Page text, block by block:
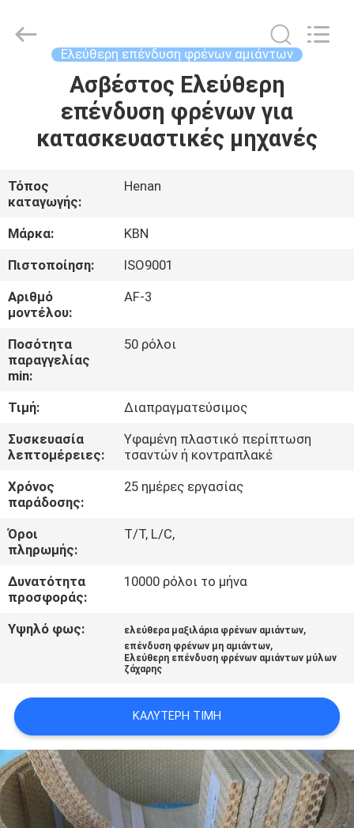
ΠΡΟΪΌΝΤΑ
ΠΕΡΊΠΟΥ
ΕΜΕΊΣ
ΓΎΡΟΣ
ΕΡΓΟΣΤΑΣΊΩΝ
ΠΟΙΟΤΙΚΌΣ
ΈΛΕΓΧΟΣ
ΜΑΣ
ΕΛΆΤΕ
ΕΠΑΦΉ
ΜΕ
ΖΗΤΉΣΤΕ
ΈΝΑ
ΑΠΌΣΠΑΣΜΑ
PRIVACY
POLICY
Ελεύθερη επένδυση φρένων αμιάντων
Ασβέστος Ελεύθερη
επένδυση φρένων για
κατασκευαστικές μηχανές
Τόπος
καταγωγής:
Henan
Μάρκα:
KBN
Πιστοποίηση:
ISO9001
Αριθμό
μοντέλου:
AF-3
Ποσότητα
παραγγελίας
min:
50 ρόλοι
Τιμή:
Διαπραγματεύσιμος
Συσκευασία
λεπτομέρειες:
Υφαμένη πλαστικό περίπτωση
τσαντών ή κοντραπλακέ
Χρόνος
παράδοσης:
25 ημέρες εργασίας
Όροι
πληρωμής:
T/T, L/C,
Δυνατότητα
προσφοράς:
10000 ρόλοι το μήνα
Υψηλό φως: ελεύθερα μαξιλάρια φρένων αμιάντων,
επένδυση φρένων μη αμιάντων,
Ελεύθερη επένδυση φρένων αμιάντων μύλων
ζάχαρης
ΚΑΛΎΤΕΡΗ ΤΙΜΉ